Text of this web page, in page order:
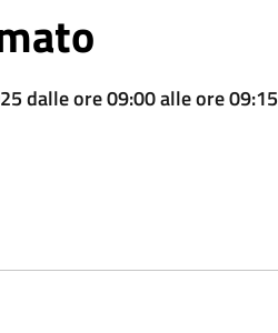
dalle ore 09:00 alle ore 09:15